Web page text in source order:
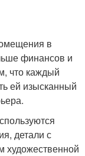
в
финансов и
что каждый
ей изысканный
детали с
художественной